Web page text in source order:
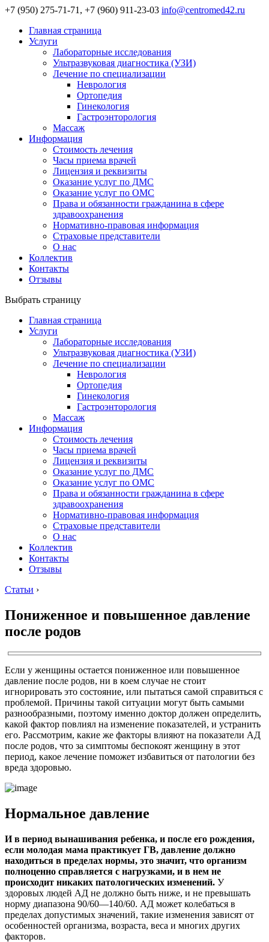
+7 (950) 275-71-71, +7 (960) 911-23-03 info@centromed42.ru
Главная страница
Услуги
Лабораторные исследования
Ультразвуковая диагностика (УЗИ)
Лечение по специализации
Неврология
Ортопедия
Гинекология
Гастроэнторология
Массаж
Информация
Стоимость лечения
Часы приема врачей
Лицензия и реквизиты
Оказание услуг по ДМС
Оказание услуг по ОМС
Права и обязанности гражданина в сфере
здравоохранения
Нормативно-правовая информация
Страховые представители
О нас
Коллектив
Контакты
Отзывы
Выбрать страницу
Главная страница
Услуги
Лабораторные исследования
Ультразвуковая диагностика (УЗИ)
Лечение по специализации
Неврология
Ортопедия
Гинекология
Гастроэнторология
Массаж
Информация
Стоимость лечения
Часы приема врачей
Лицензия и реквизиты
Оказание услуг по ДМС
Оказание услуг по ОМС
Права и обязанности гражданина в сфере
здравоохранения
Нормативно-правовая информация
Страховые представители
О нас
Коллектив
Контакты
Отзывы
Статьи ›
Пониженное и повышенное давление
после родов
Если у женщины остается пониженное или повышенное
давление после родов, ни в коем случае не стоит
игнорировать это состояние, или пытаться самой справиться с
проблемой. Причины такой ситуации могут быть самыми
разнообразными, поэтому именно доктор должен определить,
какой фактор повлиял на изменение показателей, и устранить
его. Рассмотрим, какие же факторы влияют на показатели АД
после родов, что за симптомы беспокоят женщину в этот
период, какое лечение поможет избавиться от патологии без
вреда здоровью.
Нормальное давление
И в период вынашивания ребенка, и после его рождения,
если молодая мама практикует ГВ, давление должно
находиться в пределах нормы, это значит, что организм
полноценно справляется с нагрузками, и в нем не
происходит никаких патологических изменений. У
здоровых людей АД не должно быть ниже, и не превышать
норму диапазона 90/60—140/60. АД может колебаться в
пределах допустимых значений, такие изменения зависят от
особенностей организма, возраста, веса и многих других
факторов.